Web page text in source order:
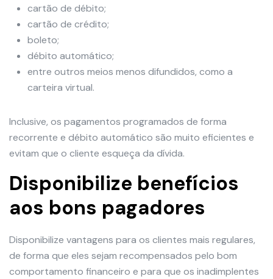
cartão de débito;
cartão de crédito;
boleto;
débito automático;
entre outros meios menos difundidos, como a
carteira virtual.
Inclusive, os pagamentos programados de forma
recorrente e débito automático são muito eficientes e
evitam que o cliente esqueça da dívida.
Disponibilize benefícios
aos bons pagadores
Disponibilize vantagens para os clientes mais regulares,
de forma que eles sejam recompensados pelo bom
comportamento financeiro e para que os inadimplentes